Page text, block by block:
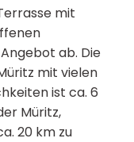
mit
ab. Die
mit vielen
ist ca. 6
Müritz,
20 km zu